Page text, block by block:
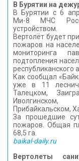
В Бурятии на
В Бурятии с 6
Ми-8 МЧС
устройством.
Вертолёт будет
пожаров на
мониторинга
подтопления
республиканского
Как сообщал
уже в 11
Талецком,
Прибайкальском,
За прошедшие
пожаров. Общая
68,5 га.
baikal-daily.ru
Вертолеты